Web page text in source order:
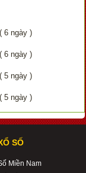
( 6 ngày )
( 6 ngày )
( 5 ngày )
( 5 ngày )
SỐ
Miền Nam